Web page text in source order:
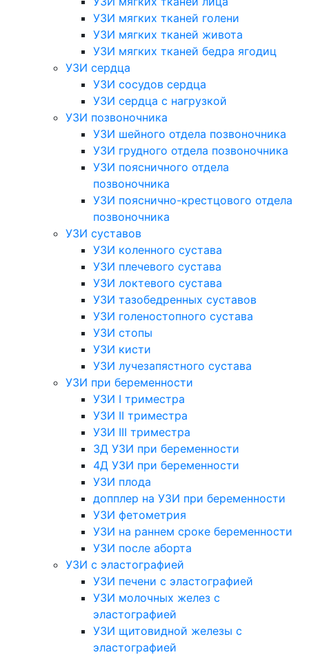
УЗИ мягких тканей голени
УЗИ мягких тканей живота
УЗИ мягких тканей бедра ягодиц
УЗИ сердца
УЗИ сосудов сердца
УЗИ сердца с нагрузкой
УЗИ позвоночника
УЗИ шейного отдела позвоночника
УЗИ грудного отдела позвоночника
УЗИ поясничного отдела
позвоночника
УЗИ пояснично-крестцового отдела
позвоночника
УЗИ суставов
УЗИ коленного сустава
УЗИ плечевого сустава
УЗИ локтевого сустава
УЗИ тазобедренных суставов
УЗИ голеностопного сустава
УЗИ стопы
УЗИ кисти
УЗИ лучезапястного сустава
УЗИ при беременности
УЗИ I триместра
УЗИ II триместра
УЗИ III триместра
3Д УЗИ при беременности
4Д УЗИ при беременности
УЗИ плода
допплер на УЗИ при беременности
УЗИ фетометрия
УЗИ на раннем сроке беременности
УЗИ после аборта
УЗИ с эластографией
УЗИ печени с эластографией
УЗИ молочных желез с
эластографией
УЗИ щитовидной железы с
эластографией